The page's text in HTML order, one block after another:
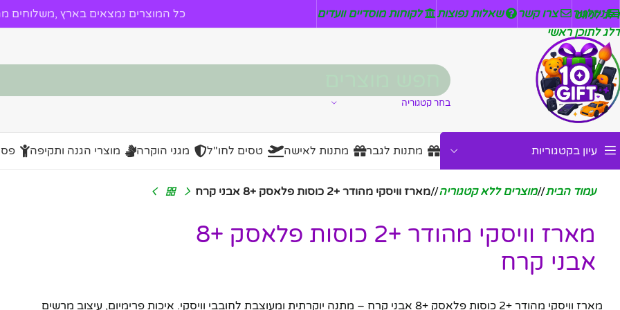
דלג לניווט
דלג לתוכן ראשי
ניזלטר צרו קשר שאלות נפוצות לקוחות מוסדיים וועדים כל המוצרים נמצאים בארץ ,משלוחים
בחר קטגוריה
עיון בקטגוריות מתנות לגבר מתנות לאישה טסים לחו"ל מגני הוקרה מוצרי הגנה ותקיפה
עמוד הבית/ מוצרים ללא קטגוריה/ מארז וויסקי מהודר +2 כוסות פלאסק +8 אבני קרח
מארז וויסקי מהודר +2 כוסות פלאסק +8
אבני קרח
מארז וויסקי מהודר +2 כוסות פלאסק +8 אבני קרח – מתנה יוקרתית ומעוצבת לחובבי וויסקי. איכות פרימיום, עיצוב מרשים